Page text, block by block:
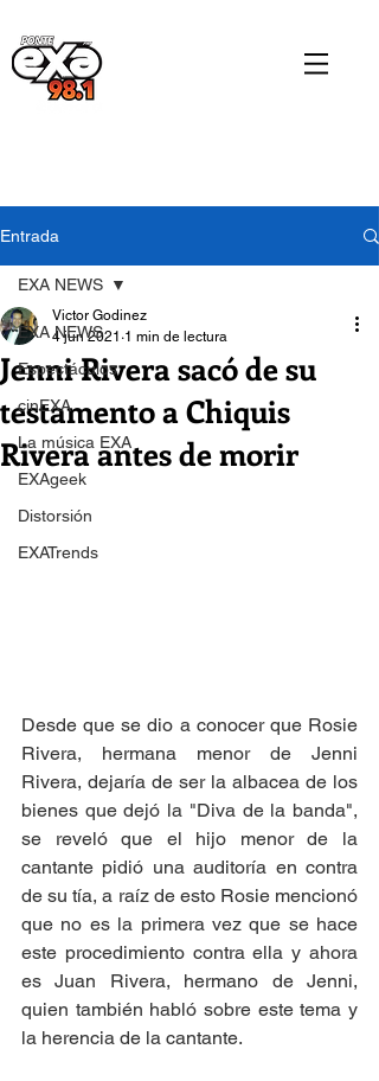
Entrada
EXA NEWS
Espectáculos
cinEXA
La música EXA
EXAgeek
Distorsión
EXATrends
EXA NEWS
Jenni Rivera sacó de su
testamento a Chiquis
Rivera antes de morir
Victor Godinez
4 jun 2021 1 min de lectura
Desde que se dio a conocer que Rosie
Rivera, hermana menor de Jenni
Rivera, dejaría de ser la albacea de los
bienes que dejó la "Diva de la banda",
se reveló que el hijo menor de la
cantante pidió una auditoría en contra
de su tía, a raíz de esto Rosie mencionó
que no es la primera vez que se hace
este procedimiento contra ella y ahora
es Juan Rivera, hermano de Jenni,
quien también habló sobre este tema y
la herencia de la cantante.